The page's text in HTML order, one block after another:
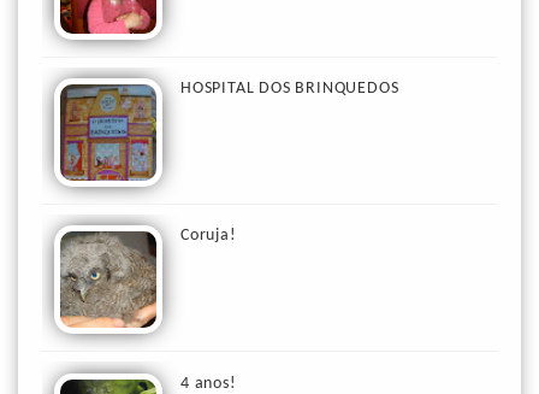
HOSPITAL DOS BRINQUEDOS
Coruja!
4 anos!